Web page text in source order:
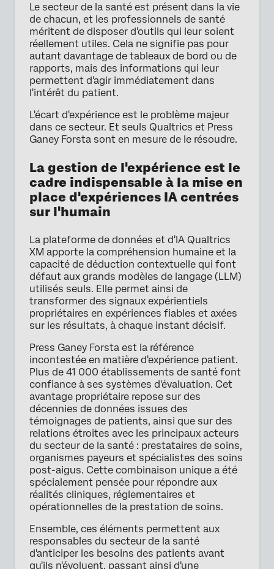
Le secteur de la santé est présent dans la vie
de chacun, et les professionnels de santé
méritent de disposer d'outils qui leur soient
réellement utiles. Cela ne signifie pas pour
autant davantage de tableaux de bord ou de
rapports, mais des informations qui leur
permettent d'agir immédiatement dans
l'intérêt du patient.
L'écart d'expérience est le problème majeur
dans ce secteur. Et seuls Qualtrics et Press
Ganey Forsta sont en mesure de le résoudre.
La gestion de l'expérience est le
cadre indispensable à la mise en
place d'expériences IA centrées
sur l'humain
La plateforme de données et d'IA Qualtrics
XM apporte la compréhension humaine et la
capacité de déduction contextuelle qui font
défaut aux grands modèles de langage (LLM)
utilisés seuls. Elle permet ainsi de
transformer des signaux expérientiels
propriétaires en expériences fiables et axées
sur les résultats, à chaque instant décisif.
Press Ganey Forsta est la référence
incontestée en matière d'expérience patient.
Plus de 41 000 établissements de santé font
confiance à ses systèmes d'évaluation. Cet
avantage propriétaire repose sur des
décennies de données issues des
témoignages de patients, ainsi que sur des
relations étroites avec les principaux acteurs
du secteur de la santé : prestataires de soins,
organismes payeurs et spécialistes des soins
post-aigus. Cette combinaison unique a été
spécialement pensée pour répondre aux
réalités cliniques, réglementaires et
opérationnelles de la prestation de soins.
Ensemble, ces éléments permettent aux
responsables du secteur de la santé
d'anticiper les besoins des patients avant
qu'ils n'évoluent, passant ainsi d'une